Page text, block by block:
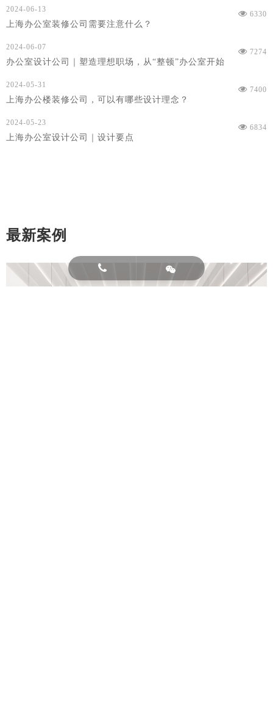
2024-06-13
6330
上海办公室装修公司需要注意什么？
2024-06-07
7274
办公室设计公司｜塑造理想职场，从“整顿”办公室开始
2024-05-31
7400
上海办公楼装修公司，可以有哪些设计理念？
2024-05-23
6834
上海办公室设计公司｜设计要点
最新案例
